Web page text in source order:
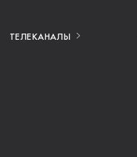
ТЕЛЕКАНАЛЫ